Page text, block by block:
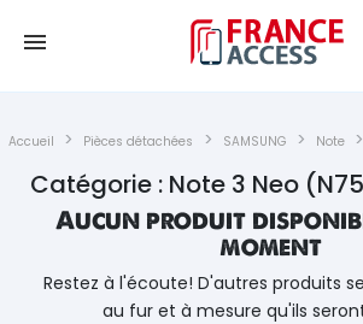
Accueil Pièces détachées SAMSUNG Note
Catégorie : Note 3 Neo
Aucun produit
moment
Restez à l'écoute! D'autres produits
au fur et à mesure qu'ils